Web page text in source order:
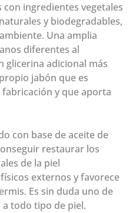
con ingredientes vegetales
y biodegradables,
Una amplia
diferentes al
glicerina adicional más
jabón que es
y que aporta
con base de aceite de
restaurar los
de la piel
externos y favorece
Es sin duda uno de
todo tipo de piel.